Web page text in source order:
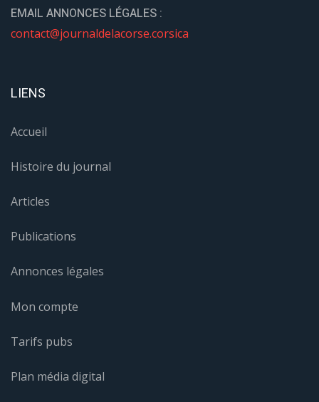
EMAIL ANNONCES LÉGALES :
contact@journaldelacorse.corsica
LIENS
Accueil
Histoire du journal
Articles
Publications
Annonces légales
Mon compte
Tarifs pubs
Plan média digital